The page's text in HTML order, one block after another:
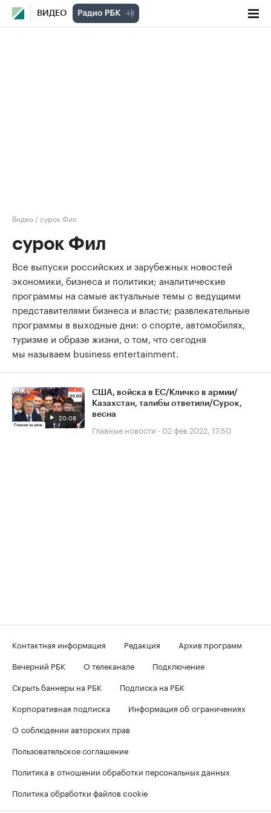
ВИДЕО
Видео /сурок Фил
сурок Фил
Все выпуски российских и зарубежных новостей
экономики, бизнеса и политики; аналитические
программы на самые актуальные темы с ведущими
представителями бизнеса и власти; развлекательные
программы в выходные дни: о спорте, автомобилях,
туризме и образе жизни, о том, что сегодня
мы называем business entertainment.
20:08
США, войска в ЕС/Кличко в армии/
Казахстан, талибы ответили/Сурок,
весна
Главные новости · 02 фев 2022, 17:50
Контактная информация Редакция
Архив программ
Вечерний РБК
О телеканале
Подключение
Скрыть баннеры на РБК
Подписка на РБК
Корпоративная подписка
Информация об ограничениях
О соблюдении авторских прав
Пользовательское соглашение
Политика в отношении обработки персональных данных
Политика обработки файлов cookie